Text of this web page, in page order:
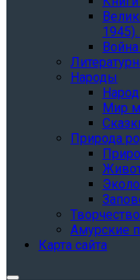
Народы
Мир
Природа
Амурские
Карта сайта